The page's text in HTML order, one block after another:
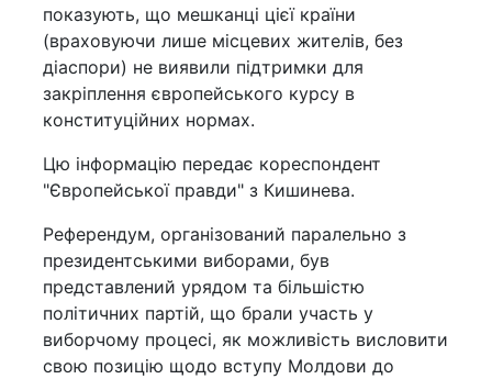
показують, що мешканці цієї країни
(враховуючи лише місцевих жителів, без
діаспори) не виявили підтримки для
закріплення європейського курсу в
конституційних нормах.
Цю інформацію передає кореспондент
"Європейської правди" з Кишинева.
Референдум, організований паралельно з
президентськими виборами, був
представлений урядом та більшістю
політичних партій, що брали участь у
виборчому процесі, як можливість висловити
свою позицію щодо вступу Молдови до